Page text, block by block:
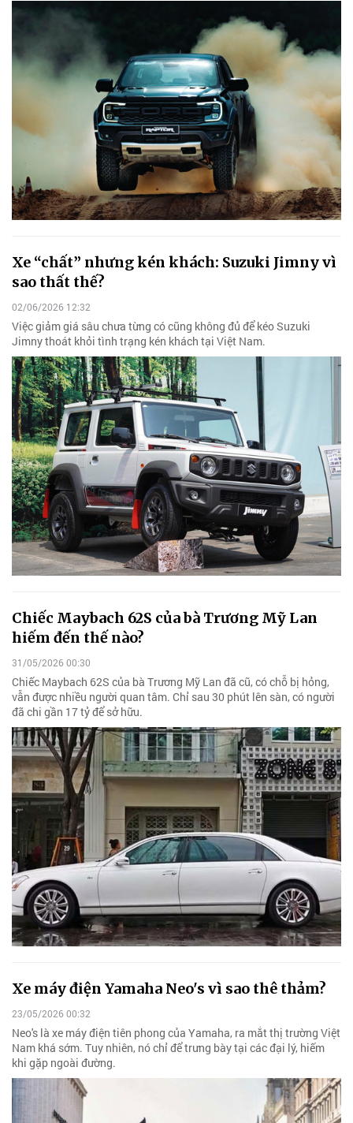
Xe “chất” nhưng kén khách: Suzuki Jimny vì
sao thất thế?
02/06/2026 12:32
Việc giảm giá sâu chưa từng có cũng không đủ để kéo Suzuki
Jimny thoát khỏi tình trạng kén khách tại Việt Nam.
Chiếc Maybach 62S của bà Trương Mỹ Lan
hiếm đến thế nào?
31/05/2026 00:30
Chiếc Maybach 62S của bà Trương Mỹ Lan đã cũ, có chỗ bị hỏng,
vẫn được nhiều người quan tâm. Chỉ sau 30 phút lên sàn, có người
đã chi gần 17 tỷ để sở hữu.
Xe máy điện Yamaha Neo's vì sao thê thảm?
23/05/2026 00:32
Neo's là xe máy điện tiên phong của Yamaha, ra mắt thị trường Việt
Nam khá sớm. Tuy nhiên, nó chỉ để trưng bày tại các đại lý, hiếm
khi gặp ngoài đường.